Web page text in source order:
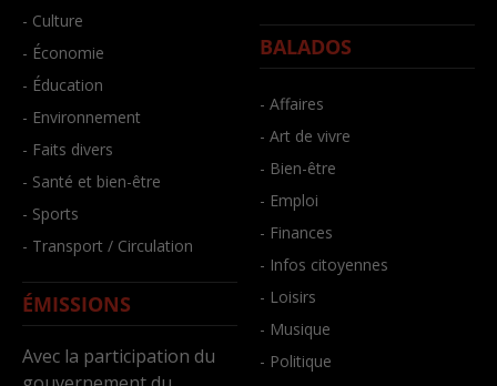
- Culture
- Économie
- Éducation
- Environnement
- Faits divers
- Santé et bien-être
- Sports
- Transport / Circulation
ÉMISSIONS
Avec la participation du
BALADOS
- Affaires
- Art de vivre
- Bien-être
- Emploi
- Finances
- Infos citoyennes
- Loisirs
- Musique
- Politique